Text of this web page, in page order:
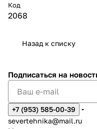
Код
2068
Назад к списку
Подписаться на
+7 (953) 585-00-39
severtehnika@mail.ru